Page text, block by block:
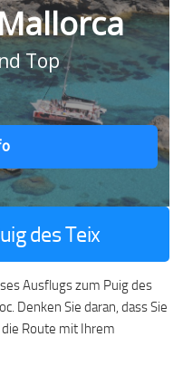
Top
des Teix
Ausflugs zum Puig des
Denken Sie daran, dass Sie
Route mit Ihrem